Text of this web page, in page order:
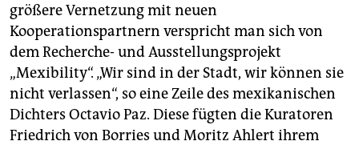
größere Vernetzung mit neuen
Kooperationspartnern verspricht man sich von
dem Recherche- und Ausstellungsprojekt
„Mexibility“. „Wir sind in der Stadt, wir können sie
nicht verlassen“, so eine Zeile des mexikanischen
Dichters Octavio Paz. Diese fügten die Kuratoren
Friedrich von Borries und Moritz Ahlert ihrem